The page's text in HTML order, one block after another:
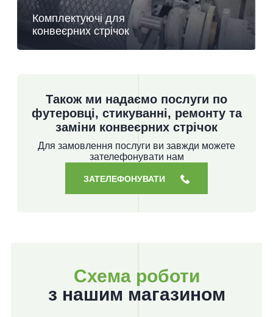
Комплектуючі для
конвеєрних стрічок
Також ми надаємо послуги по
футеровці, стикуванні, ремонту та
заміни конвеєрних стрічок
Для замовлення послуги ви завжди можете
зателефонувати нам
ЗАТЕЛЕФОНУВАТИ
Схема роботи
з нашим магазином